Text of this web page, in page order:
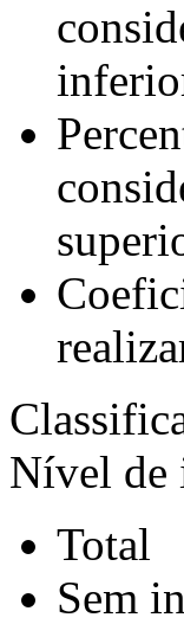
Nível de
Total
Sem